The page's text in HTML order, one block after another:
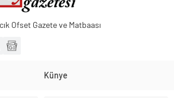
Ofset Gazete ve Matbaası
Künye